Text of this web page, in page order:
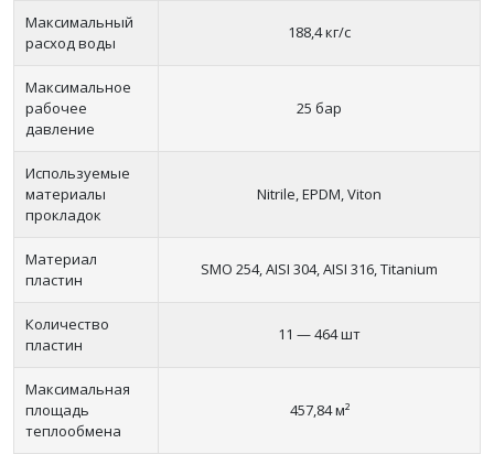
Максимальный
расход воды
188,4 кг/с
Максимальное
рабочее
давление
25 бар
Используемые
материалы
прокладок
Nitrile, EPDM, Viton
Материал
пластин
SMO 254, AISI 304, AISI 316, Titanium
Количество
пластин
11 — 464 шт
Максимальная
площадь
теплообмена
457,84 м²